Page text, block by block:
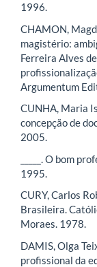
1996.
CHAMON,
magistério:
Ferreira Alves
Argumentum
CUNHA, Maria
concepção de
2005.
_____. O bom
1995.
CURY, Carlos
Brasileira.
Moraes. 1978.
DAMIS, Olga
profissional da